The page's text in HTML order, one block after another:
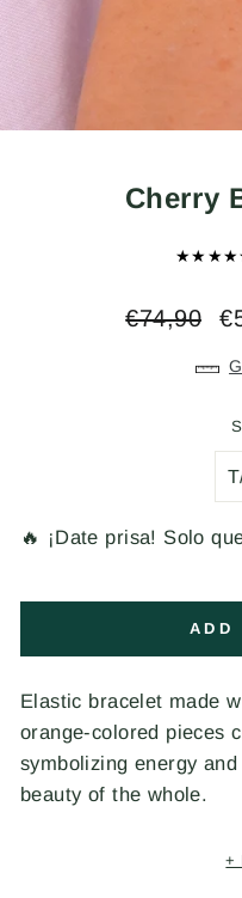
Cherry
Regular
€74,90
🔥 ¡Date prisa! Solo
ADD
Elastic bracelet made
orange-colored pieces
symbolizing energy
beauty of the whole.
+